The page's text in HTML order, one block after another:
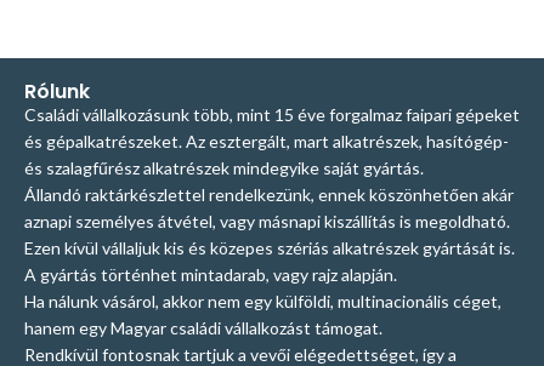
Rólunk
Családi vállalkozásunk több, mint 15 éve forgalmaz faipari gépeket
és gépalkatrészeket. Az esztergált, mart alkatrészek, hasítógép-
és szalagfűrész alkatrészek mindegyike saját gyártás.
Állandó raktárkészlettel rendelkezünk, ennek köszönhetően akár
aznapi személyes átvétel, vagy másnapi kiszállítás is megoldható.
Ezen kívül vállaljuk kis és közepes szériás alkatrészek gyártását is.
A gyártás történhet mintadarab, vagy rajz alapján.
Ha nálunk vásárol, akkor nem egy külföldi, multinacionális céget,
hanem egy Magyar családi vállalkozást támogat.
Rendkívül fontosnak tartjuk a vevői elégedettséget, így a